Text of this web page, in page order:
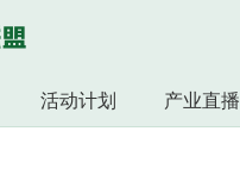
活动计划 产业直播